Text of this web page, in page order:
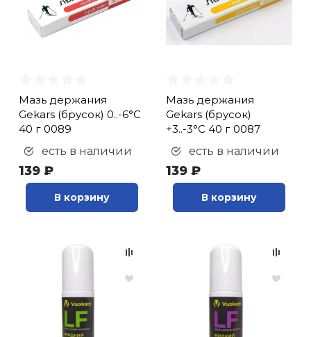
Ролики для
Утяжелители
Эспандеры и
Аксессуары
йоги
Медболы
Пояса
и тренерский
оборудование
Мазь держания
Gekars (брусок) 0..-6°С
40 г 0089
есть в наличии
139 ₽
В корзину
Мазь держания
Gekars (брусок)
+3..-3°С 40 г 0087
есть в наличии
139 ₽
В корзину